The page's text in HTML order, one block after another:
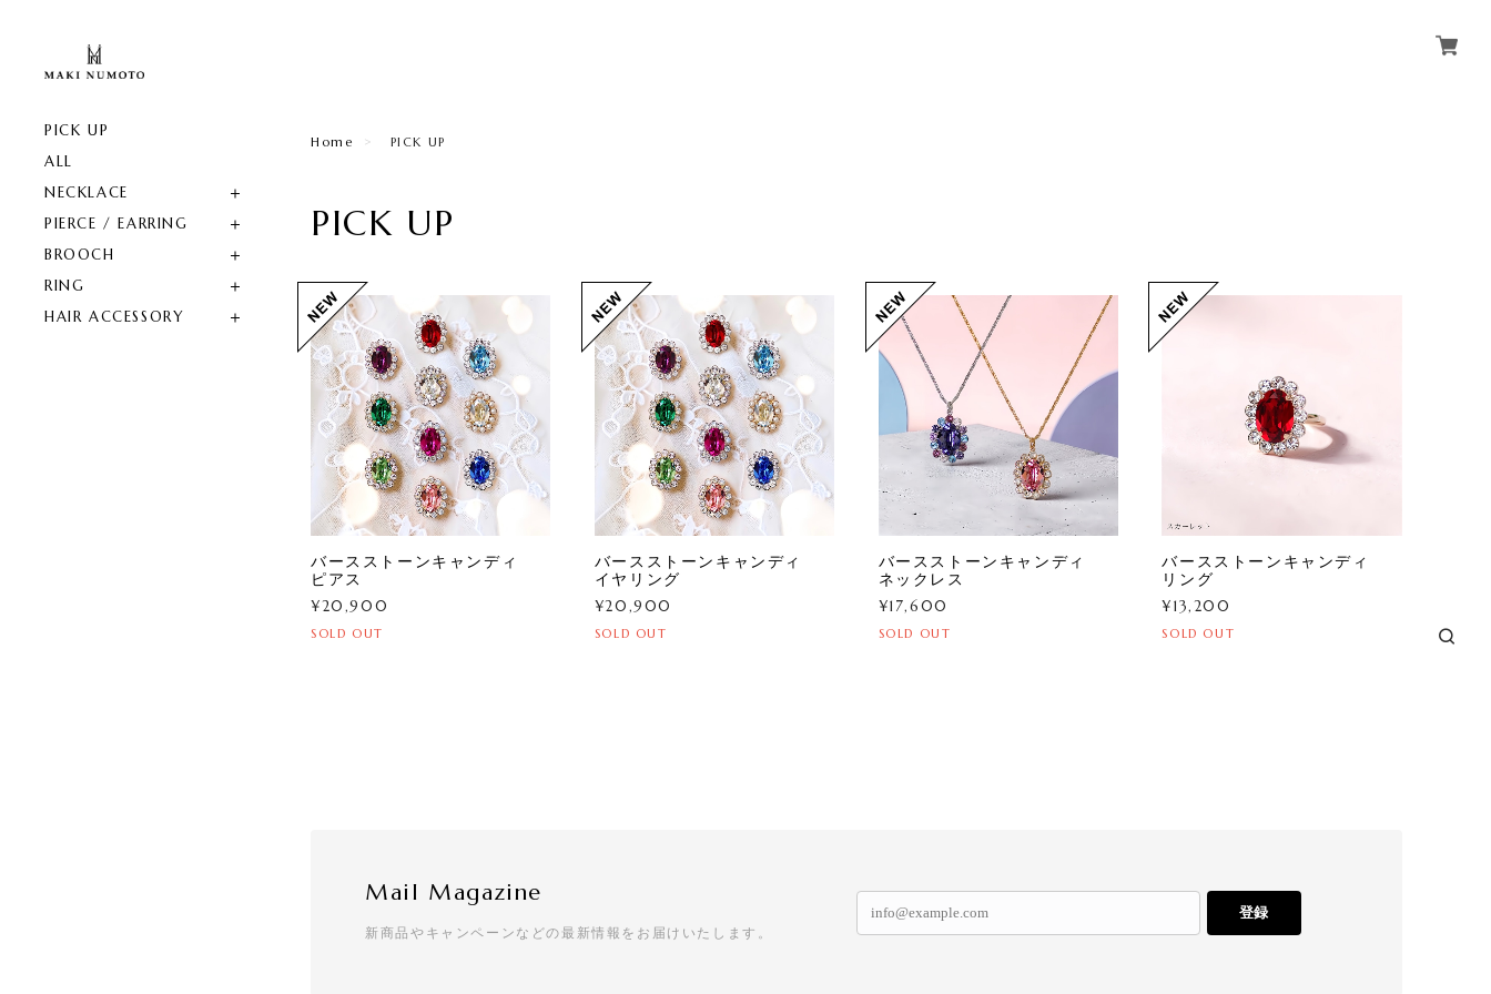
PICK UP
ALL
NECKLACE
PIERCE / EARRING
BROOCH
RING
HAIR ACCESSORY
Home PICK UP
PICK UP
バースストーンキャンディ
ピアス
¥20,900
SOLD OUT
バースストーンキャンディ
イヤリング
¥20,900
SOLD OUT
バースストーンキャンディ
ネックレス
¥17,600
SOLD OUT
バースストーンキャンディ
リング
¥13,200
SOLD OUT
Mail Magazine
新商品やキャンペーンなどの最新情報をお届けいたします。
登録